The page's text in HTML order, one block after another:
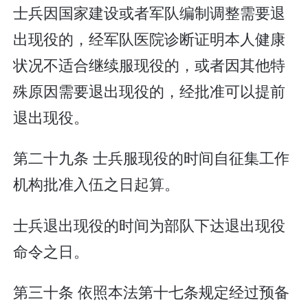
士兵因国家建设或者军队编制调整需要退
出现役的，经军队医院诊断证明本人健康
状况不适合继续服现役的，或者因其他特
殊原因需要退出现役的，经批准可以提前
退出现役。
第二十九条 士兵服现役的时间自征集工作
机构批准入伍之日起算。
士兵退出现役的时间为部队下达退出现役
命令之日。
第三十条 依照本法第十七条规定经过预备